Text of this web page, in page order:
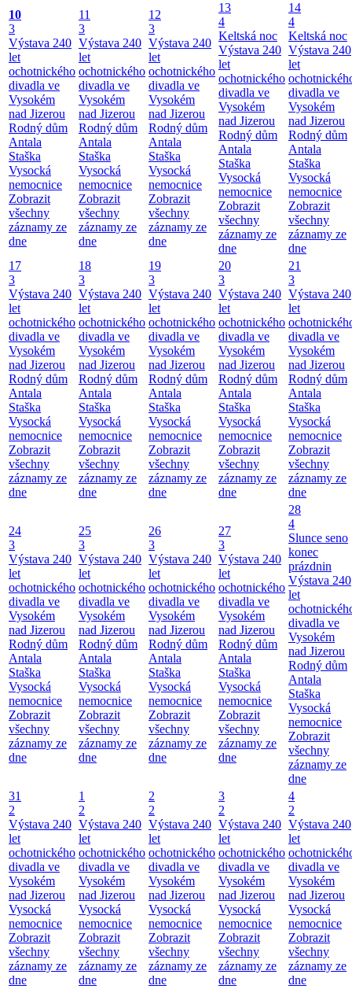
10
3
Výstava 240
let
ochotnického
divadla ve
Vysokém
nad Jizerou
Rodný dům
Antala
Staška
Vysocká
nemocnice
Zobrazit
všechny
záznamy ze
dne
11
3
Výstava 240
let
ochotnického
divadla ve
Vysokém
nad Jizerou
Rodný dům
Antala
Staška
Vysocká
nemocnice
Zobrazit
všechny
záznamy ze
dne
12
3
Výstava 240
let
ochotnického
divadla ve
Vysokém
nad Jizerou
Rodný dům
Antala
Staška
Vysocká
nemocnice
Zobrazit
všechny
záznamy ze
dne
13
4
Keltská noc
Výstava 240
let
ochotnického
divadla ve
Vysokém
nad Jizerou
Rodný dům
Antala
Staška
Vysocká
nemocnice
Zobrazit
všechny
záznamy ze
dne
14
4
Keltská noc
Výstava 240
let
divadla ve
Vysokém
nad Jizerou
Rodný dům
Antala
Staška
Vysocká
nemocnice
Zobrazit
všechny
záznamy ze
dne
17
3
Výstava 240
let
ochotnického
divadla ve
Vysokém
nad Jizerou
Rodný dům
Antala
Staška
Vysocká
nemocnice
Zobrazit
všechny
záznamy ze
dne
18
3
Výstava 240
let
ochotnického
divadla ve
Vysokém
nad Jizerou
Rodný dům
Antala
Staška
Vysocká
nemocnice
Zobrazit
všechny
záznamy ze
dne
19
3
Výstava 240
let
ochotnického
divadla ve
Vysokém
nad Jizerou
Rodný dům
Antala
Staška
Vysocká
nemocnice
Zobrazit
všechny
záznamy ze
dne
20
3
Výstava 240
let
ochotnického
divadla ve
Vysokém
nad Jizerou
Rodný dům
Antala
Staška
Vysocká
nemocnice
Zobrazit
všechny
záznamy ze
dne
21
3
Výstava 240
let
divadla ve
Vysokém
nad Jizerou
Rodný dům
Antala
Staška
Vysocká
nemocnice
Zobrazit
všechny
záznamy ze
dne
24
3
Výstava 240
let
ochotnického
divadla ve
Vysokém
nad Jizerou
Rodný dům
Antala
Staška
Vysocká
nemocnice
Zobrazit
všechny
záznamy ze
dne
25
3
Výstava 240
let
ochotnického
divadla ve
Vysokém
nad Jizerou
Rodný dům
Antala
Staška
Vysocká
nemocnice
Zobrazit
všechny
záznamy ze
dne
26
3
Výstava 240
let
ochotnického
divadla ve
Vysokém
nad Jizerou
Rodný dům
Antala
Staška
Vysocká
nemocnice
Zobrazit
všechny
záznamy ze
dne
27
3
Výstava 240
let
ochotnického
divadla ve
Vysokém
nad Jizerou
Rodný dům
Antala
Staška
Vysocká
nemocnice
Zobrazit
všechny
záznamy ze
dne
28
4
Slunce seno
konec
prázdnin
Výstava 240
let
divadla ve
Vysokém
nad Jizerou
Rodný dům
Antala
Staška
Vysocká
nemocnice
Zobrazit
všechny
záznamy ze
dne
31
2
Výstava 240
let
ochotnického
divadla ve
Vysokém
nad Jizerou
Vysocká
nemocnice
Zobrazit
všechny
záznamy ze
dne
1
2
Výstava 240
let
ochotnického
divadla ve
Vysokém
nad Jizerou
Vysocká
nemocnice
Zobrazit
všechny
záznamy ze
dne
2
2
Výstava 240
let
ochotnického
divadla ve
Vysokém
nad Jizerou
Vysocká
nemocnice
Zobrazit
všechny
záznamy ze
dne
3
2
Výstava 240
let
ochotnického
divadla ve
Vysokém
nad Jizerou
Vysocká
nemocnice
Zobrazit
všechny
záznamy ze
dne
4
2
Výstava 240
let
divadla ve
Vysokém
nad Jizerou
Vysocká
nemocnice
Zobrazit
všechny
záznamy ze
dne